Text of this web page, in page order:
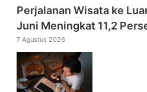
Perjalanan Wisata ke
Juni Meningkat 11,2
7 Agustus 2026